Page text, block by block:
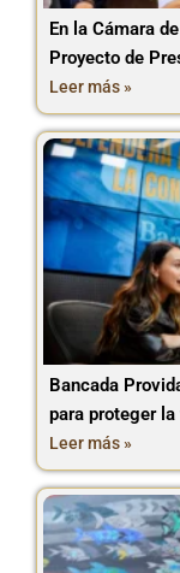
En la Cámara
Proyecto de
Leer más »
Bancada
para proteger
Leer más »